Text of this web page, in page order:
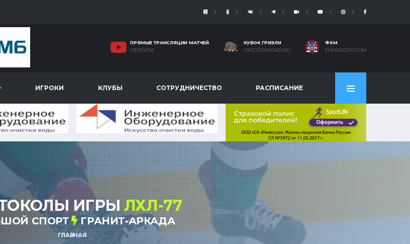
ПРЯМЫЕ ТРАНСЛЯЦИИ МАТЧЕЙ
ПЕРЕЙТИ
КУБОК ГРИЗЛИ
GRIZZLYHOCKEY.RU
ФХМ
FHMOSCOW.COM
ИГРОКИ КЛУБЫ СОТРУДНИЧЕСТВО РАСПИСАНИЕ
ИГРЫЛХЛ-77
СПОРТ ГРАНИТ-АРКАДА
ГЛАВНАЯ